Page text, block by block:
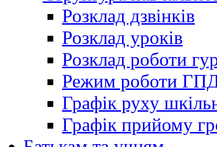
Розклад дзвінків
Розклад уроків
Розклад роботи
Режим роботи
Графік руху
Графік прийому